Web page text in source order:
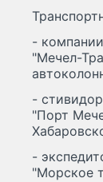
-
"Мечел-
-
"Порт
-
"Морское